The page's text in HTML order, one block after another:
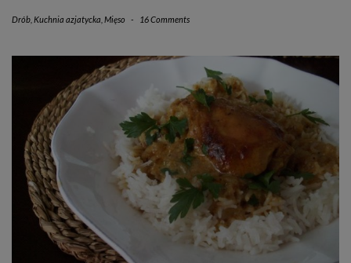
Drób Kuchnia azjatycka Mięso - 16 Comments